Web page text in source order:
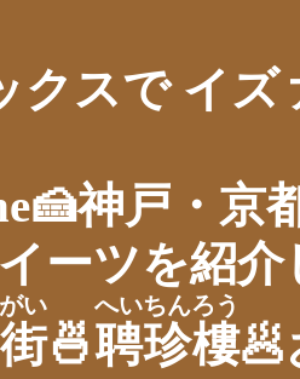
クスで イズ
神戸・京
ーツを紹介
い
🍜聘珍樓
へいちんろう
🥟